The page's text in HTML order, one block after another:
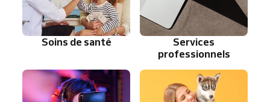
Soins de santé
Services
professionnels